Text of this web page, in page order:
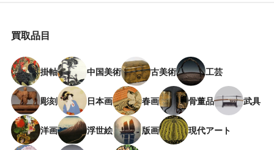
買取品目
掛軸 中国美術 古美術 工芸
彫刻 日本画 春画 骨董品 武具
洋画 浮世絵 版画 現代アート